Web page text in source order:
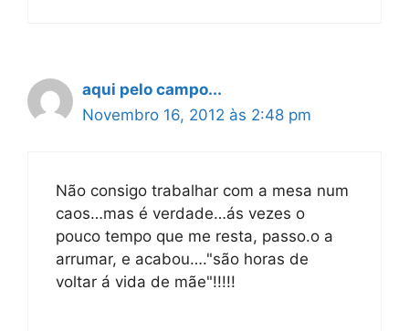
aqui pelo campo...
Novembro 16, 2012 às 2:48 pm
Não consigo trabalhar com a mesa num
caos…mas é verdade…ás vezes o
pouco tempo que me resta, passo.o a
arrumar, e acabou…."são horas de
voltar á vida de mãe"!!!!!